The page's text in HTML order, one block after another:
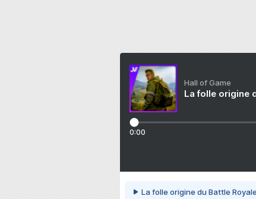
Hall of Game
La folle origine
0:00
La folle origine du Battle